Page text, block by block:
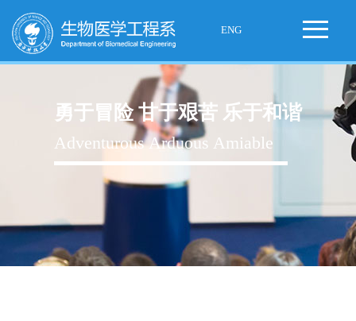
ENG
勇于冒险 甘于艰苦 乐于和谐
Adventurous Arduous Amiable